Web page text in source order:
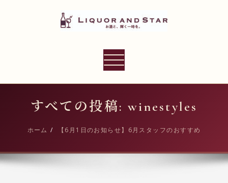
プ
LIQUOR AND STAR
ナ
ー
ョ
切
すべての投稿: winestyles
ホーム 【6月1日のお知らせ】6月スタッフのおすすめ